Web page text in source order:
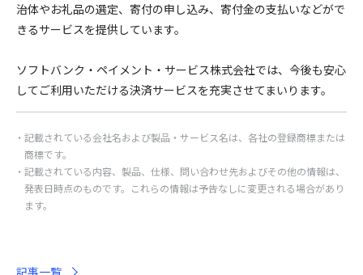
治体やお礼品の選定、寄付の申し込み、寄付金の支払いなどがで
きるサービスを提供しています。
ソフトバンク・ペイメント・サービス株式会社では、今後も安心
してご利用いただける決済サービスを充実させてまいります。
記載されている会社名および製品・サービス名は、各社の登録商標または
商標です。
記載されている内容、製品、仕様、問い合わせ先およびその他の情報は、
発表日時点のものです。これらの情報は予告なしに変更される場合があり
ます。
記事一覧